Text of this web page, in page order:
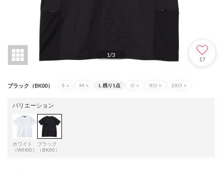
1/3
17
ブラック（BK00） S × M × L 残り1点 O × XO × 2XO ×
バリエーション
ホワイト
（WH00）
ブラック
（BK00）